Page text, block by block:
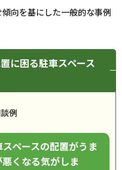
向を基にした一般的な事例
に困る駐車スペース
例
ペースの配置がうま
くなる気がしま